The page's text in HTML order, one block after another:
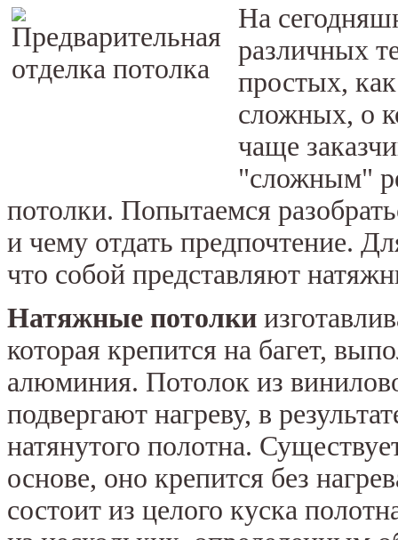
На
различных
простых,
сложных, о
чаще
"сложным"
потолки. Попытаемся
и чему отдать предпочтение.
что собой представляют
Натяжные потолки
которая крепится на багет,
алюминия. Потолок из
подвергают нагреву, в
натянутого полотна.
основе, оно крепится без
состоит из целого куска